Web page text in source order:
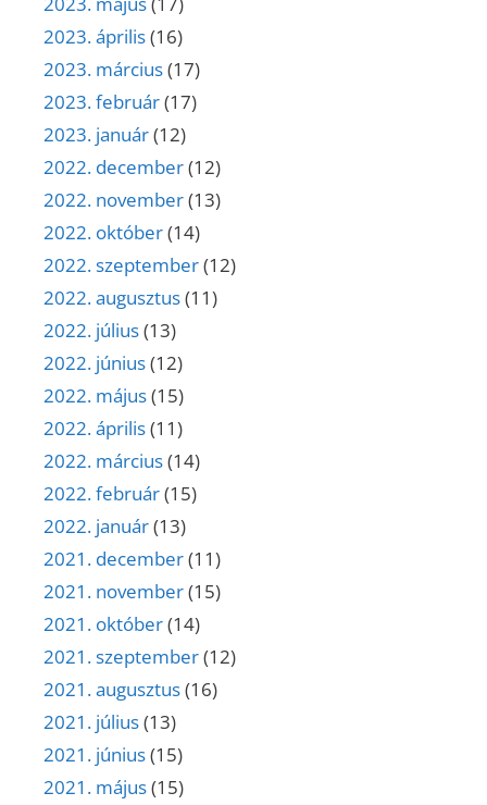
2023. április(16)
2023. március(17)
2023. február(17)
2023. január(12)
2022. december(12)
2022. november(13)
2022. október(14)
2022. szeptember(12)
2022. augusztus(11)
2022. július(13)
2022. június(12)
2022. május(15)
2022. április(11)
2022. március(14)
2022. február(15)
2022. január(13)
2021. december(11)
2021. november(15)
2021. október(14)
2021. szeptember(12)
2021. augusztus(16)
2021. július(13)
2021. június(15)
2021. május(15)